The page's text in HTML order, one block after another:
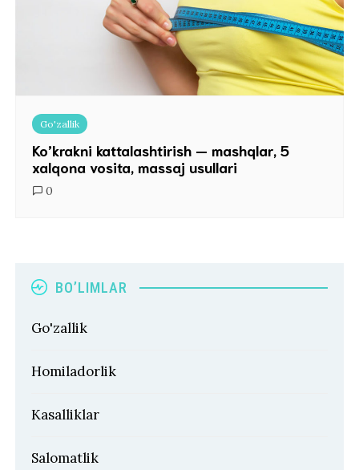
Go'zallik
Ko’krakni kattalashtirish — mashqlar, 5
xalqona vosita, massaj usullari
0
BO’LIMLAR
Go'zallik
Homiladorlik
Kasalliklar
Salomatlik